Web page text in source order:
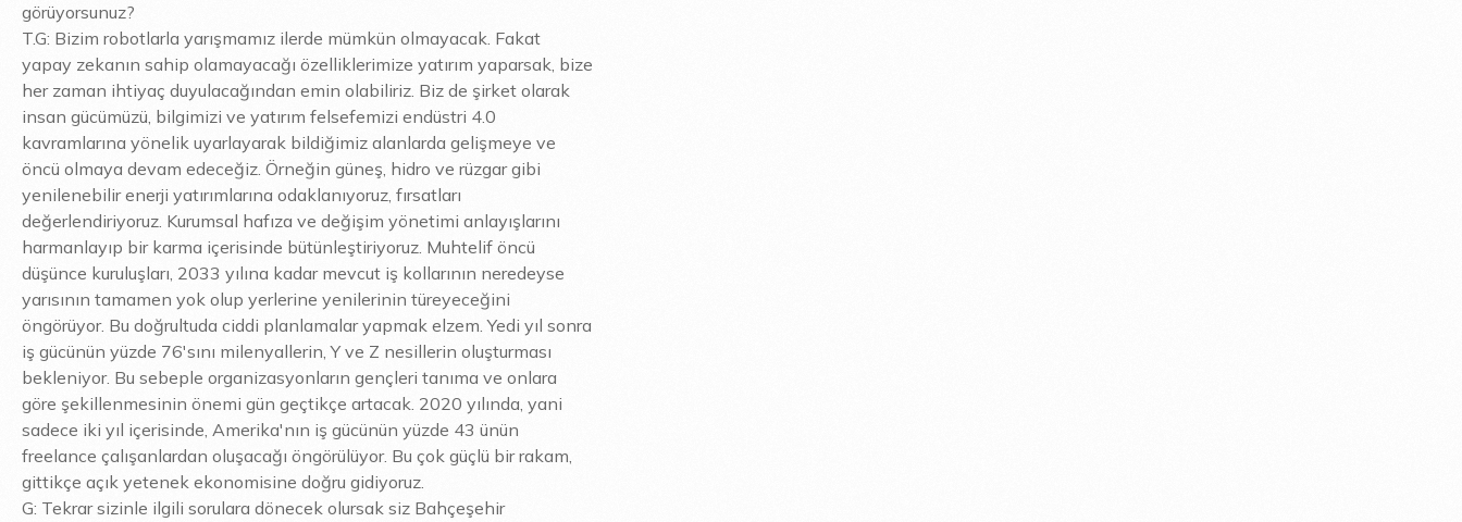
görüyorsunuz?
T.G: Bizim robotlarla yarışmamız ilerde mümkün olmayacak. Fakat
yapay zekanın sahip olamayacağı özelliklerimize yatırım yaparsak, bize
her zaman ihtiyaç duyulacağından emin olabiliriz. Biz de şirket olarak
insan gücümüzü, bilgimizi ve yatırım felsefemizi endüstri 4.0
kavramlarına yönelik uyarlayarak bildiğimiz alanlarda gelişmeye ve
öncü olmaya devam edeceğiz. Örneğin güneş, hidro ve rüzgar gibi
yenilenebilir enerji yatırımlarına odaklanıyoruz, fırsatları
değerlendiriyoruz. Kurumsal hafıza ve değişim yönetimi anlayışlarını
harmanlayıp bir karma içerisinde bütünleştiriyoruz. Muhtelif öncü
düşünce kuruluşları, 2033 yılına kadar mevcut iş kollarının neredeyse
yarısının tamamen yok olup yerlerine yenilerinin türeyeceğini
öngörüyor. Bu doğrultuda ciddi planlamalar yapmak elzem. Yedi yıl sonra
iş gücünün yüzde 76'sını milenyallerin, Y ve Z nesillerin oluşturması
bekleniyor. Bu sebeple organizasyonların gençleri tanıma ve onlara
göre şekillenmesinin önemi gün geçtikçe artacak. 2020 yılında, yani
sadece iki yıl içerisinde, Amerika'nın iş gücünün yüzde 43 ünün
freelance çalışanlardan oluşacağı öngörülüyor. Bu çok güçlü bir rakam,
gittikçe açık yetenek ekonomisine doğru gidiyoruz.
G: Tekrar sizinle ilgili sorulara dönecek olursak siz Bahçeşehir